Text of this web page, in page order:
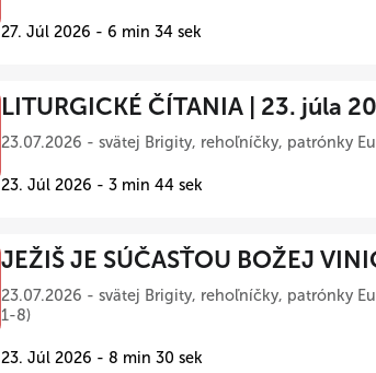
27. Júl 2026 - 6 min 34 sek
LITURGICKÉ ČÍTANIA | 23. júla
23.07.2026 - svätej Brigity, rehoľníčky, patrónky
23. Júl 2026 - 3 min 44 sek
JEŽIŠ JE SÚČASŤOU BOŽEJ
23.07.2026 - svätej Brigity, rehoľníčky, patrónky
1-8)
23. Júl 2026 - 8 min 30 sek